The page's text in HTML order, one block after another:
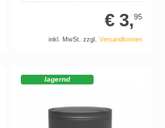
€ 3,95
inkl. MwSt. zzgl. Versandkosten
lagernd